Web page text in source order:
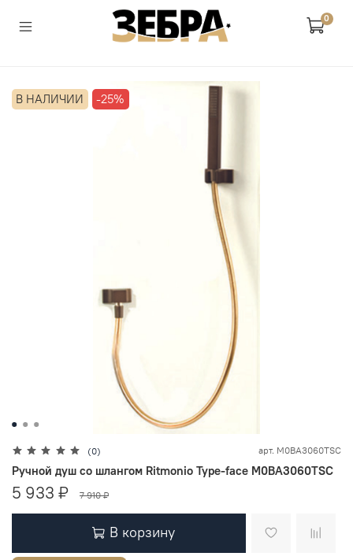
0
В НАЛИЧИИ -25%
(0) арт. M0BA3060TSC
Ручной душ со шлангом Ritmonio Type-face M0BA3060TSC
5 933 ₽ 7 910 ₽
В корзину